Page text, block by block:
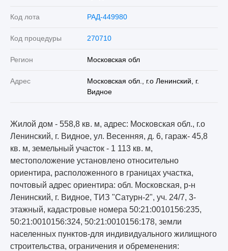
Код лота РАД-449980
Код процедуры 270710
Регион Московская обл
Адрес
Московская обл., г.о Ленинский, г.
Видное
Жилой дом - 558,8 кв. м, адрес: Московская обл., г.о
Ленинский, г. Видное, ул. Весенняя, д. 6, гараж- 45,8
кв. м, земельный участок - 1 113 кв. м,
местоположение установлено относительно
ориентира, расположенного в границах участка,
почтовый адрес ориентира: обл. Московская, р-н
Ленинский, г. Видное, ТИЗ "Сатурн-2", уч. 24/7, 3-
этажный, кадастровые номера 50:21:0010156:235,
50:21:0010156:324, 50:21:0010156:178, земли
населенных пунктов-для индивидуального жилищного
строительства, ограничения и обременения: